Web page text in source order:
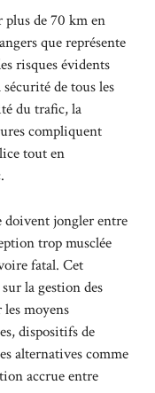
plus de 70 km en
que représente
risques évidents
de tous les
du trafic, la
compliquent
tout en
doivent jongler entre
trop musclée
fatal. Cet
la gestion des
moyens
dispositifs de
alternatives comme
accrue entre